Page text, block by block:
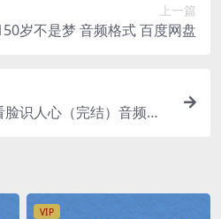
上一篇
岁不是梦 音频格式 百度网盘
识人心（完结）音频格
VIP